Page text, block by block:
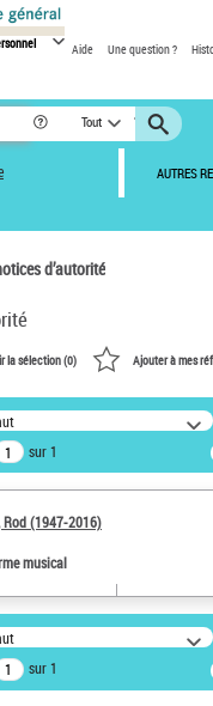
Aide Une question ?
Tout
AUTRES
d’autorité
dans les
:
(1947-2016)
d’autorité
la sélection (0) Ajouter à mes
sur 1
Rod (1947-2016)
musical
sur 1